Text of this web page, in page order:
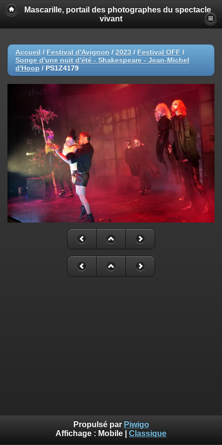
Mascarille, portail des photographes du spectacle
vivant
Accueil / Festival d'Avignon / 2023 / Festival OFF /
Songe d'une nuit d'été - Shakespeare - Jean-Michel
d'Hoop / PS1Z4179
Propulsé par Piwigo
Affichage : Mobile Classique